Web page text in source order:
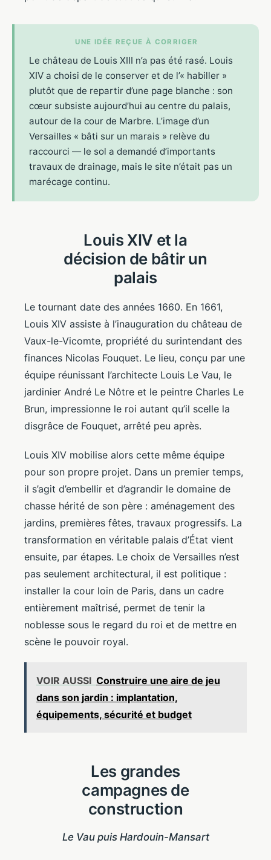
UNE IDÉE REÇUE À CORRIGER
Le château de Louis XIII n’a pas été rasé. Louis
XIV a choisi de le conserver et de l’« habiller »
plutôt que de repartir d’une page blanche : son
cœur subsiste aujourd’hui au centre du palais,
autour de la cour de Marbre. L’image d’un
Versailles « bâti sur un marais » relève du
raccourci — le sol a demandé d’importants
travaux de drainage, mais le site n’était pas un
marécage continu.
Louis XIV et la
décision de bâtir un
palais
Le tournant date des années 1660. En 1661,
Louis XIV assiste à l’inauguration du château de
Vaux-le-Vicomte, propriété du surintendant des
finances Nicolas Fouquet. Le lieu, conçu par une
équipe réunissant l’architecte Louis Le Vau, le
jardinier André Le Nôtre et le peintre Charles Le
Brun, impressionne le roi autant qu’il scelle la
disgrâce de Fouquet, arrêté peu après.
Louis XIV mobilise alors cette même équipe
pour son propre projet. Dans un premier temps,
il s’agit d’embellir et d’agrandir le domaine de
chasse hérité de son père : aménagement des
jardins, premières fêtes, travaux progressifs. La
transformation en véritable palais d’État vient
ensuite, par étapes. Le choix de Versailles n’est
pas seulement architectural, il est politique :
installer la cour loin de Paris, dans un cadre
entièrement maîtrisé, permet de tenir la
noblesse sous le regard du roi et de mettre en
scène le pouvoir royal.
VOIR AUSSI Construire une aire de jeu
dans son jardin : implantation,
équipements, sécurité et budget
Les grandes
campagnes de
construction
Le Vau puis Hardouin-Mansart